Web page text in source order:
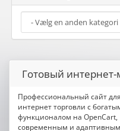
Готовый интернет-
Профессиональный сайт для
интернет торговли с
функционалом на OpenCart,
современным и адаптивным